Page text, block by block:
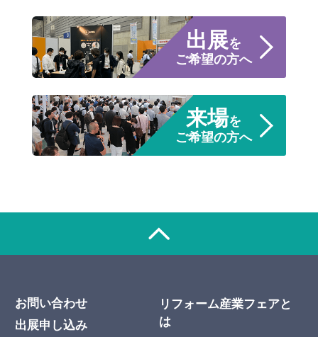
出展を
ご希望の方へ
来場を
ご希望の方へ
お問い合わせ
出展申し込み
リフォーム産業フェアと
は